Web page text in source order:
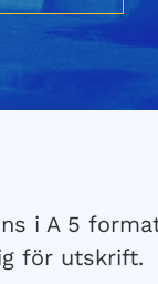
i A 5
för utskrift.